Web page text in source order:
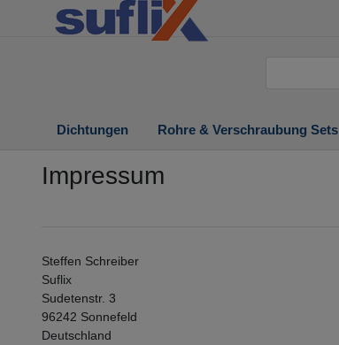
Dichtungen Rohre & Verschraubung Sets
Impressum
Steffen Schreiber
Suflix
Sudetenstr. 3
96242 Sonnefeld
Deutschland